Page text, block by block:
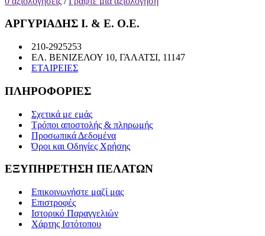
ΑΡΓΥΡΙΑΔΗΣ Ι. & Ε. Ο.Ε.
210-2925253
ΕΛ. ΒΕΝΙΖΕΛΟΥ 10, ΓΑΛΑΤΣΙ, 11147
ΕΤΑΙΡΕΙΕΣ
ΠΛΗΡΟΦΟΡΙΕΣ
Σχετικά με εμάς
Τρόποι αποστολής & πληρωμής
Προσωπικά Δεδομένα
Όροι και Οδηγίες Χρήσης
ΕΞΥΠΗΡΕΤΗΣΗ ΠΕΛΑΤΩΝ
Επικοινωνήστε μαζί μας
Επιστροφές
Ιστορικό Παραγγελιών
Χάρτης Ιστότοπου